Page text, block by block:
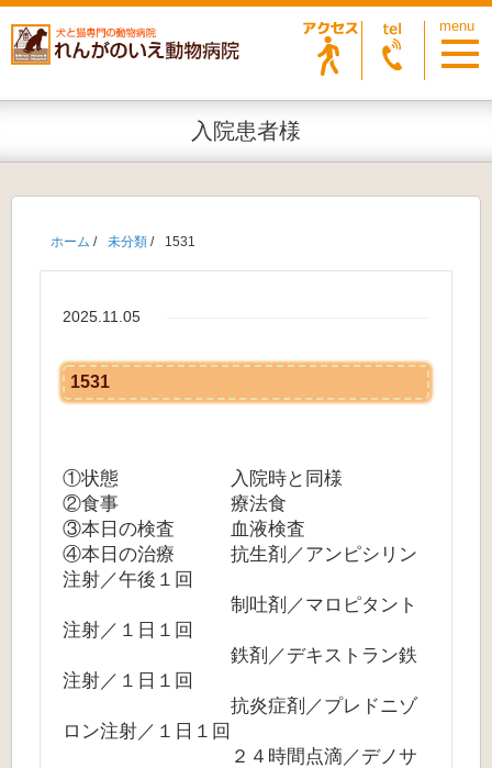
入院患者様
ホーム / 未分類 / 1531
2025.11.05
1531
①状態 入院時と同様
②食事 療法食
③本日の検査 血液検査
④本日の治療 抗生剤／アンピシリン
注射／午後１回
制吐剤／マロピタント
注射／１日１回
鉄剤／デキストラン鉄
注射／１日１回
抗炎症剤／プレドニゾ
ロン注射／１日１回
２４時間点滴／デノサ